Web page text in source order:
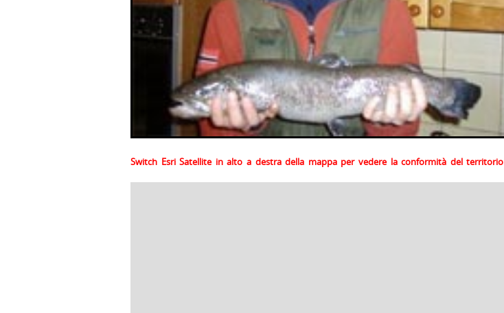
Switch Esri Satellite in alto a destra della mappa per vedere la conformità del territorio